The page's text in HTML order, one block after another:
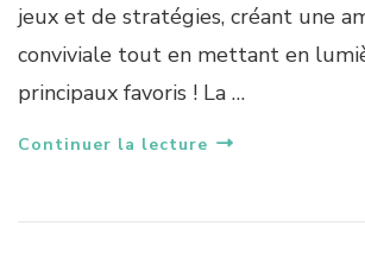
jeux et de stratégies, créant une
conviviale tout en mettant en
principaux favoris ! La …
Continuer la lecture